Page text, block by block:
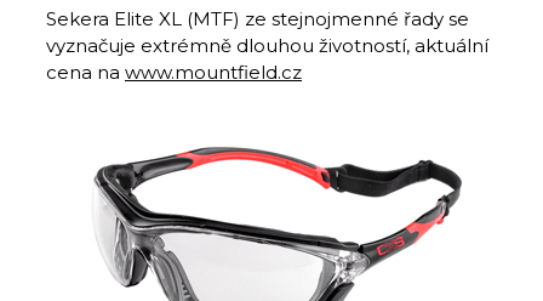
Sekera Elite XL (MTF) ze stejnojmenné řady se
vyznačuje extrémně dlouhou životností, aktuální
cena na www.mountfield.cz